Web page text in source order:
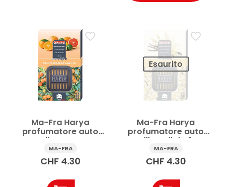
Ma-Fra Harya
profumatore auto
Mediterranean
Garden 1 pz
MA-FRA
CHF 4.30
Esaurito
Ma-Fra Harya
profumatore auto
Vanilla Delight 1 pz
MA-FRA
CHF 4.30